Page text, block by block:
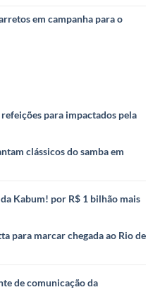
em campanha para o
para impactados pela
clássicos do samba em
Kabum! por R$ 1 bilhão mais
para marcar chegada ao Rio de
de comunicação da